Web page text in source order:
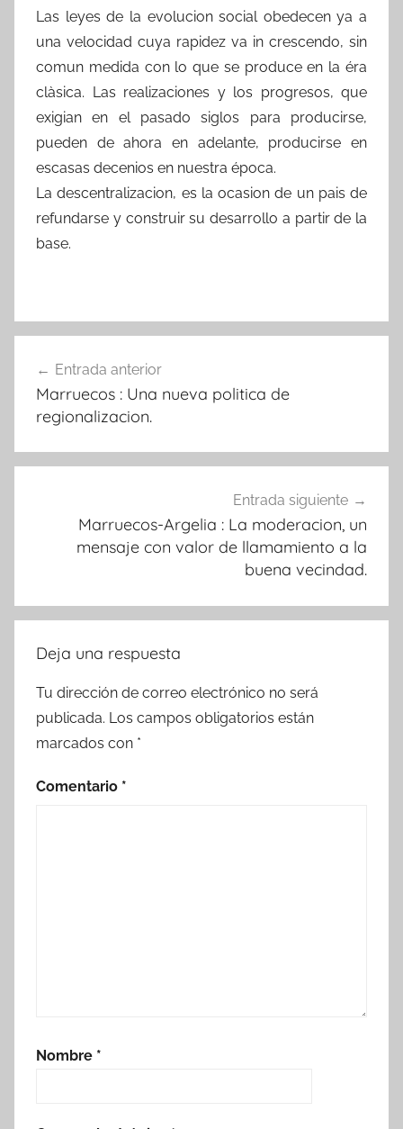
Las leyes de la evolucion social obedecen ya a
una velocidad cuya rapidez va in crescendo, sin
comun medida con lo que se produce en la éra
clàsica. Las realizaciones y los progresos, que
exigian en el pasado siglos para producirse,
pueden de ahora en adelante, producirse en
escasas decenios en nuestra época.
La descentralizacion, es la ocasion de un pais de
refundarse y construir su desarrollo a partir de la
base.
de
entradas
Entrada anterior
Marruecos : Una nueva politica de
regionalizacion.
Entrada siguiente
Marruecos-Argelia : La moderacion, un
mensaje con valor de llamamiento a la
buena vecindad.
Deja una respuesta
Tu dirección de correo electrónico no será
publicada. Los campos obligatorios están
marcados con *
Comentario *
Nombre *